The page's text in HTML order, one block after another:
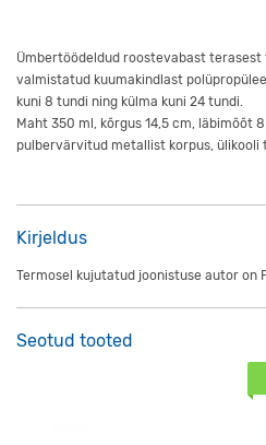
Ümbertöödeldud roostevabast terasest
valmistatud kuumakindlast
kuni 8 tundi ning külma kuni 24 tundi.
Maht 350 ml, kõrgus 14,5 cm, läbimõõt
pulbervärvitud metallist korpus,
Kirjeldus
Termosel kujutatud joonistuse autor on
Seotud tooted